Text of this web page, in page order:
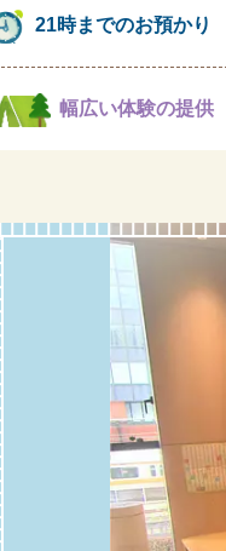
21時までのお預かり
幅広い体験の提供